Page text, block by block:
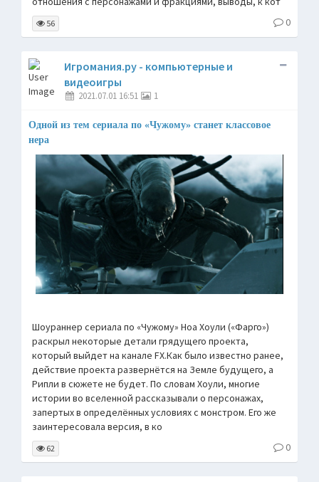
56 0
Игромания.ру - компьютерные и
видеоигры
2021.07.01 16:51 1
Одной из тем сериала по «Чужому» станет классовое
нера
Шоураннер сериала по «Чужому» Ноа Хоули («Фарго»)
раскрыл некоторые детали грядущего проекта,
который выйдет на канале FX.Как было известно ранее,
действие проекта развернётся на Земле будущего, а
Рипли в сюжете не будет. По словам Хоули, многие
истории во вселенной рассказывали о персонажах,
запертых в определённых условиях с монстром. Его же
заинтересовала версия, в ко
62 0